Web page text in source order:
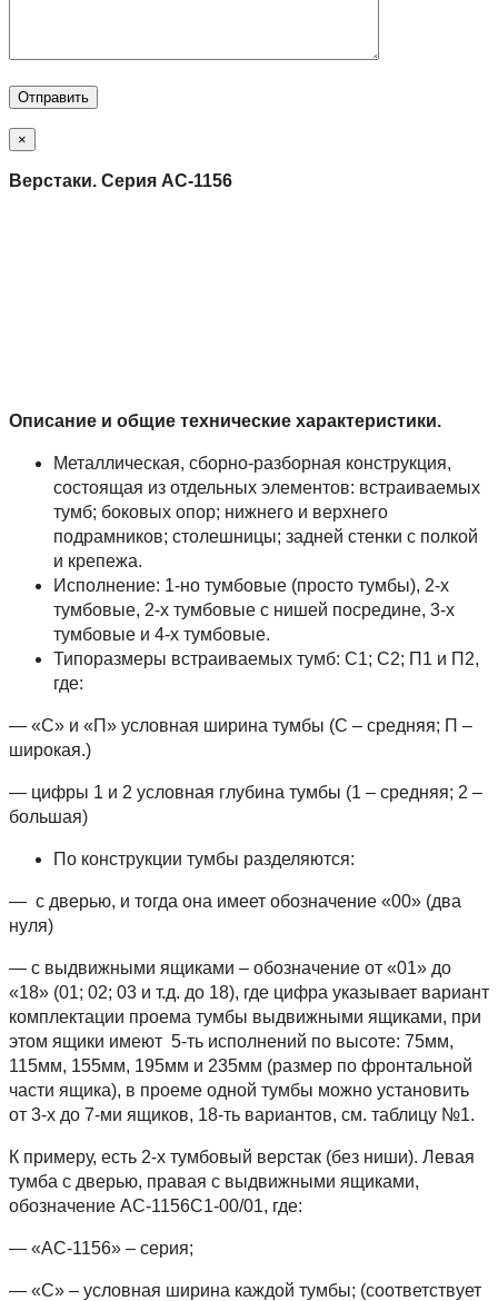
×
Верстаки. Серия АС-1156
Описание и общие технические характеристики.
Металлическая, сборно-разборная конструкция,
состоящая из отдельных элементов: встраиваемых
тумб; боковых опор; нижнего и верхнего
подрамников; столешницы; задней стенки с полкой
и крепежа.
Исполнение: 1-но тумбовые (просто тумбы), 2-х
тумбовые, 2-х тумбовые с нишей посредине, 3-х
тумбовые и 4-х тумбовые.
Типоразмеры встраиваемых тумб: С1; С2; П1 и П2,
где:
— «С» и «П» условная ширина тумбы (С – средняя; П –
широкая.)
— цифры 1 и 2 условная глубина тумбы (1 – средняя; 2 –
большая)
По конструкции тумбы разделяются:
— с дверью, и тогда она имеет обозначение «00» (два
нуля)
— с выдвижными ящиками – обозначение от «01» до
«18» (01; 02; 03 и т.д. до 18), где цифра указывает вариант
комплектации проема тумбы выдвижными ящиками, при
этом ящики имеют 5-ть исполнений по высоте: 75мм,
115мм, 155мм, 195мм и 235мм (размер по фронтальной
части ящика), в проеме одной тумбы можно установить
от 3-х до 7-ми ящиков, 18-ть вариантов, см. таблицу №1.
К примеру, есть 2-х тумбовый верстак (без ниши). Левая
тумба с дверью, правая с выдвижными ящиками,
обозначение АС-1156С1-00/01, где:
— «АС-1156» – серия;
— «С» – условная ширина каждой тумбы; (соответствует